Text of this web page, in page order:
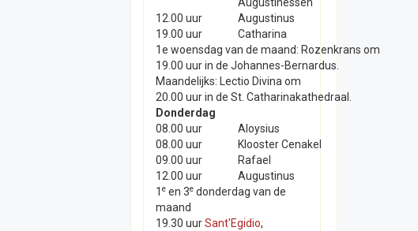
12.00 uur
Augustinus
19.00 uur
Catharina
1e woensdag van de maand: Rozenkrans om
19.00 uur in de Johannes-Bernardus.
Maandelijks: Lectio Divina om
20.00 uur in de St. Catharinakathedraal.
Donderdag
08.00 uur
Aloysius
08.00 uur
Klooster Cenakel
09.00 uur
Rafael
12.00 uur
Augustinus
1 een 3edonderdag van de
maand
19.30 uurSant'Egidio,